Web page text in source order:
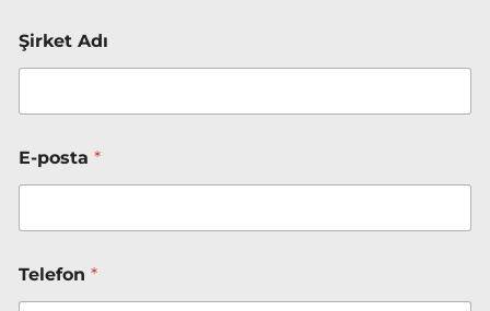
A
ç
ı
l
m
Şirket Adı
E-posta *
Telefon *